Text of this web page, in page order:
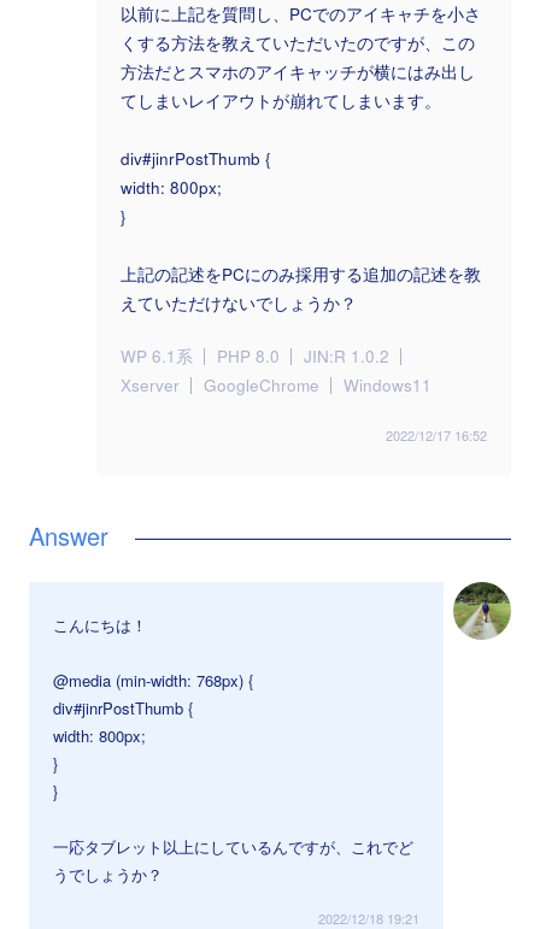
以前に上記を質問し、PCでのアイキャチを小さ
くする方法を教えていただいたのですが、この
方法だとスマホのアイキャッチが横にはみ出し
てしまいレイアウトが崩れてしまいます。
div#jinrPostThumb {
width: 800px;
}
上記の記述をPCにのみ採用する追加の記述を教
えていただけないでしょうか？
WP 6.1系 PHP 8.0
JIN:R 1.0.2
Xserver
GoogleChrome Windows11
2022/12/17 16:52
こんにちは！
@media (min-width: 768px) {
div#jinrPostThumb {
width: 800px;
}
}
一応タブレット以上にしているんですが、これでど
うでしょうか？
2022/12/18 19:21